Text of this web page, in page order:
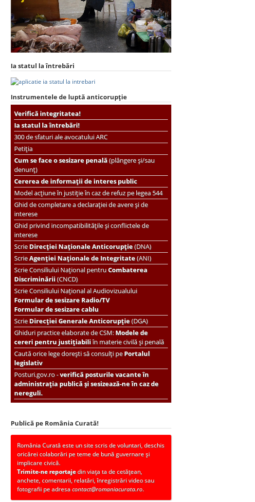
Ia statul la întrebări
Instrumentele de luptă anticorupție
Verifică integritatea!
Ia statul la întrebări!
300 de sfaturi ale avocatului ARC
Petiția
Cum se face o sesizare penală(plângere și/sau
denunț)
Cererea de informații de interes public
Model acțiune în justiție în caz de refuz pe legea 544
Ghid de completare a declarației de avere și de
interese
Ghid privind incompatibilitățile și conflictele de
interese
ScrieDirecției Naționale Anticorupție(DNA)
ScrieAgenției Naționale de Integritate(ANI)
ScrieConsiliului Național pentruCombaterea
Discriminării(CNCD)
Scrie Consiliului Național al Audiovizualului
Formular de sesizare Radio/TV
Formular de sesizare cablu
ScrieDirecției Generale Anticorupție(DGA)
Ghiduri practice elaborate de CSM: Modele de
cereri pentru justițiabiliîn materie civilă și penală
Caută orice lege dorești să consulți pePortalul
legislativ
Posturi.gov.ro -verifică posturile vacante în
administrația publică și sesizează-ne în caz de
nereguli.
Publică pe România Curată!
România Curată este un site scris de voluntari, deschis
oricărei colaborări pe teme de bună guvernare și
implicare civică.
Trimite-ne reportajedin viața ta de cetățean,
anchete, comentarii, relatări, înregistrări video sau
fotografii pe adresacontact@romaniacurata.ro.